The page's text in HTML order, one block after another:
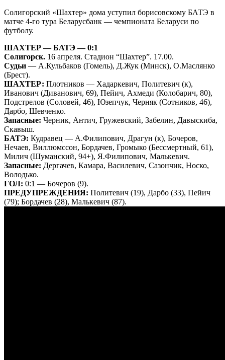
Солигорский «Шахтер» дома уступил борисовскому БАТЭ в
матче 4-го тура Беларусбанк — чемпионата Беларуси по
футболу.
ШАХТЕР — БАТЭ — 0:1
Солигорск. 16 апреля. Стадион “Шахтер”. 17.00.
Судьи — А.Кульбаков (Гомель), Д.Жук (Минск), О.Маслянко
(Брест).
ШАХТЕР: Плотников — Хадаркевич, Политевич (к),
Иванович (Диванович, 69), Пейич, Ахмеди (Колобарич, 80),
Подстрелов (Соловей, 46), Юзепчук, Черняк (Сотников, 46),
Дарбо, Шевченко.
Запасные: Черник, Антич, Гружевский, Забелин, Давыскиба,
Скавыш.
БАТЭ: Кудравец — А.Филипович, Драгун (к), Бочеров,
Нечаев, Виллюмссон, Бордачев, Громыко (Бессмертный, 61),
Милич (Шуманский, 94+), Я.Филипович, Малькевич.
Запасные: Дергачев, Камара, Василевич, Сазончик, Носко,
Володько.
ГОЛ: 0:1 — Бочеров (9).
ПРЕДУПРЕЖДЕНИЯ: Политевич (19), Дарбо (33), Пейич
(79); Бордачев (28), Малькевич (87).